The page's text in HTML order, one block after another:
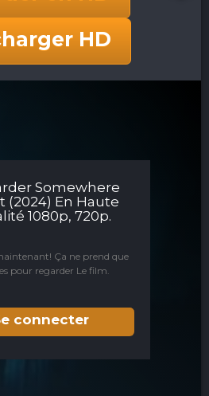
HD
Somewhere
(2024) En Haute
1080p, 720p.
Ça ne prend que
pour regarder Le film.
connecter